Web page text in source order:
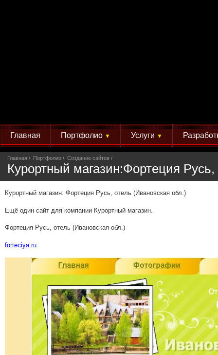
Главная Портфолио ▼ Услуги ▼
Главная Портфолио Создание сайтов
Курортный магазин:Фортеция
Курортный магазин: Фортеция Русь, отель (Ивановская обл.)
Ещё один сайт для компании Курортный магазин.
Фортеция Русь, отель (Ивановская обл.)
forteciya.ru